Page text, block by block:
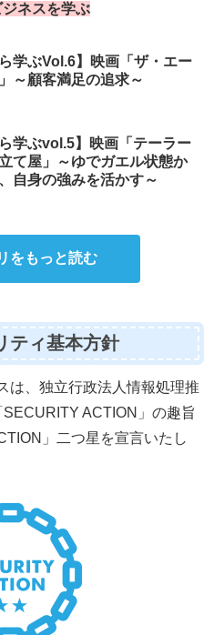
ネスを学ぶ
ら学ぶVol.6】映画「ザ・エー
～顧客満足の追求～
ら学ぶvol.5】映画「テーラー
て屋」～ゆでガエル状態か
自身の強みを活かす～
をもっと読む
ティ基本方針
は、独立行政法人情報処理推
ACTION」の趣旨
」二つ星を宣言いたし